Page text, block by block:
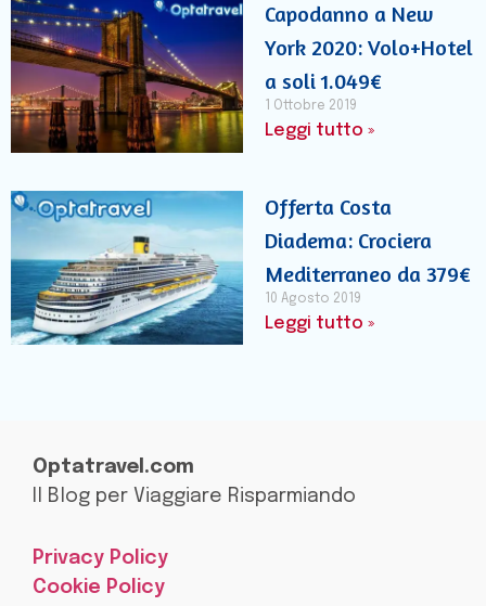
Capodanno a New
York 2020: Volo+Hotel
a soli 1.049€
1 Ottobre 2019
Leggi tutto »
Offerta Costa
Diadema: Crociera
Mediterraneo da 379€
10 Agosto 2019
Leggi tutto »
Optatravel.com
Il Blog per Viaggiare Risparmiando
Privacy Policy
Cookie Policy